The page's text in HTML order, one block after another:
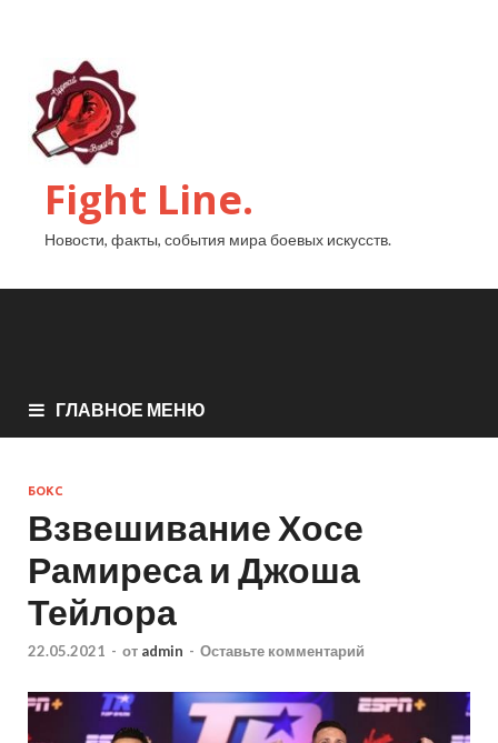
Fight Line.
Новости, факты, события мира боевых искусств.
ГЛАВНОЕ МЕНЮ
БОКС
Взвешивание Хосе
Рамиреса и Джоша
Тейлора
22.05.2021 - от admin - Оставьте комментарий